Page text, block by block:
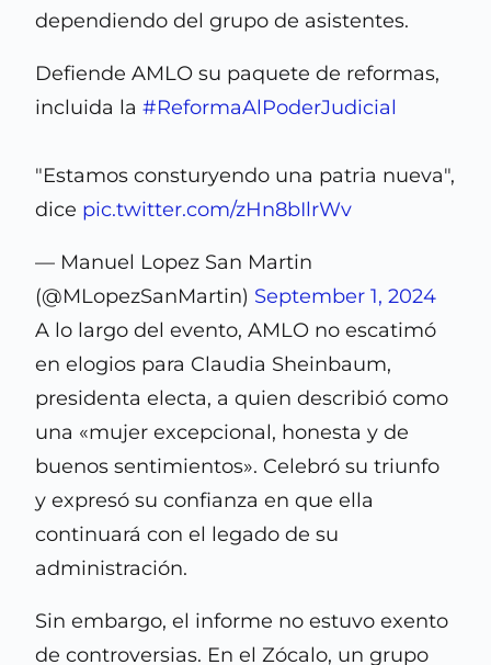
dependiendo del grupo de asistentes.
Defiende AMLO su paquete de reformas,
incluida la#ReformaAlPoderJudicial
"Estamos consturyendo una patria nueva",
dice pic.twitter.com/zHn8bIlrWv
— Manuel Lopez San Martin
(@MLopezSanMartin) September 1, 2024
A lo largo del evento, AMLO no escatimó
en elogios para Claudia Sheinbaum,
presidenta electa, a quien describió como
una «mujer excepcional, honesta y de
buenos sentimientos». Celebró su triunfo
y expresó su confianza en que ella
continuará con el legado de su
administración.
Sin embargo, el informe no estuvo exento
de controversias. En el Zócalo, un grupo